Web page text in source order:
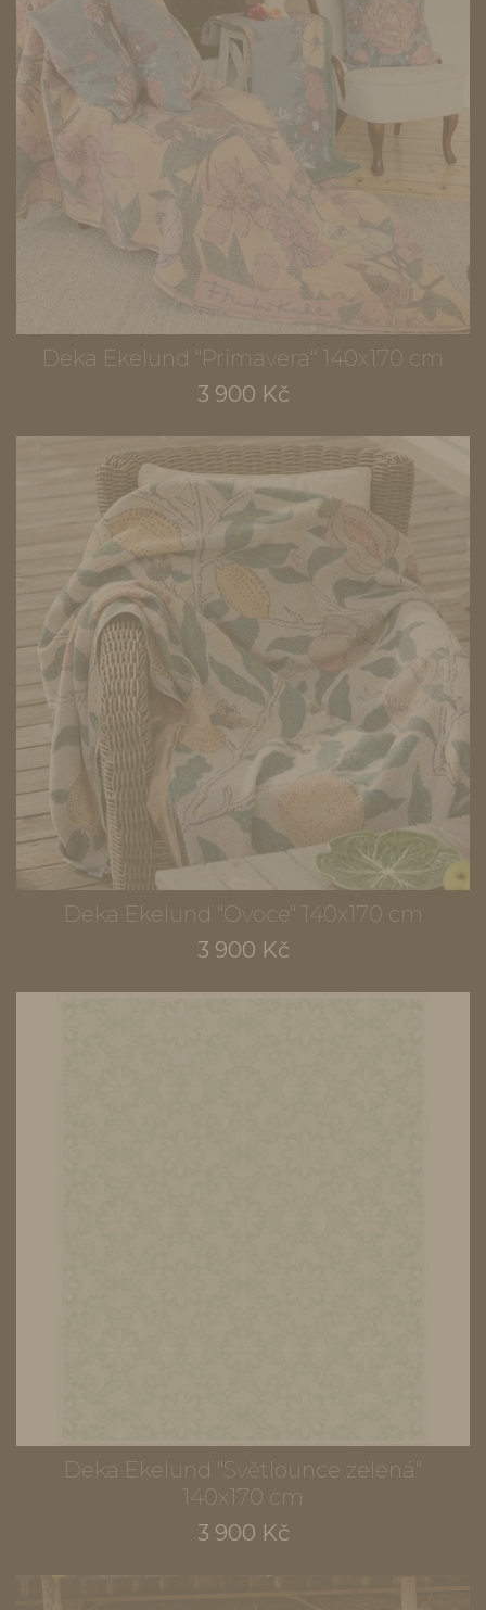
Deka Ekelund "Primavera" 140x170 cm
3 900 Kč
Deka Ekelund "Ovoce" 140x170 cm
3 900 Kč
Deka Ekelund "Světlounce zelená"
140x170 cm
3 900 Kč